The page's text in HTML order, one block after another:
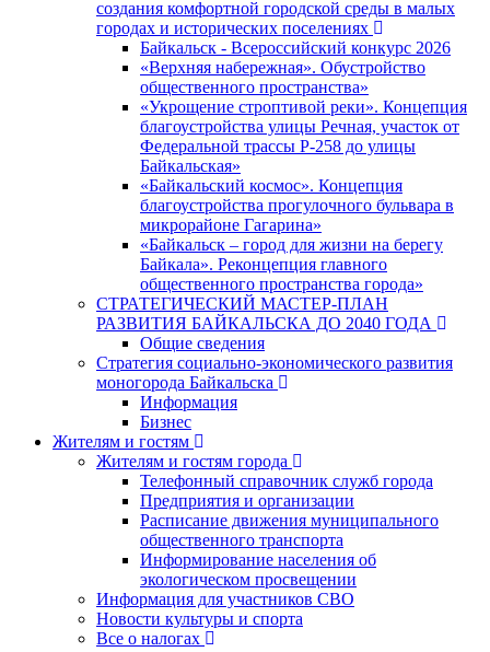
создания комфортной городской среды в малых
городах и исторических поселениях
Байкальск - Всероссийский конкурс 2026
«Верхняя набережная». Обустройство
общественного пространства»
«Укрощение строптивой реки». Концепция
благоустройства улицы Речная, участок от
Федеральной трассы Р-258 до улицы
Байкальская»
«Байкальский космос». Концепция
благоустройства прогулочного бульвара в
микрорайоне Гагарина»
«Байкальск – город для жизни на берегу
Байкала». Реконцепция главного
общественного пространства города»
СТРАТЕГИЧЕСКИЙ МАСТЕР-ПЛАН
РАЗВИТИЯ БАЙКАЛЬСКА ДО 2040 ГОДА
Общие сведения
Стратегия социально-экономического развития
моногорода Байкальска
Информация
Бизнес
Жителям и гостям
Жителям и гостям города
Телефонный справочник служб города
Предприятия и организации
Расписание движения муниципального
общественного транспорта
Информирование населения об
экологическом просвещении
Информация для участников СВО
Новости культуры и спорта
Все о налогах